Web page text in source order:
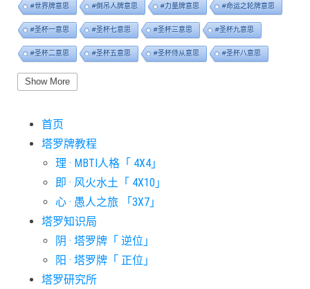
#世界牌意思 #倒吊人牌意思 #力量牌意思 #命运之轮牌意思
#圣杯一意思 #圣杯七意思 #圣杯三意思 #圣杯九意思
#圣杯二意思 #圣杯五意思 #圣杯侍从意思 #圣杯八意思
#圣杯六意思
#宝剑七意思
#宝剑五意思 #宝剑侍从意思
#审判牌意思
#愚人牌意思 #战车牌意思
#星币七意思 #星币三意思
#星币五意思 #星币侍从意思
Show More
首页
塔罗牌教程
理 · MBTI人格「 4X4」
即 · 风火水土「 4X10」
心 · 愚人之旅 「3X7」
塔罗知识局
阴 · 塔罗牌「 逆位」
阳 · 塔罗牌「 正位」
塔罗研究所